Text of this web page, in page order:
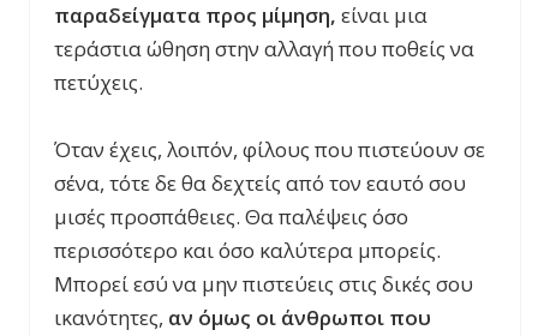
παραδείγματα προς μίμηση, είναι μια
τεράστια ώθηση στην αλλαγή που ποθείς να
πετύχεις.
Όταν έχεις, λοιπόν, φίλους που πιστεύουν σε
σένα, τότε δε θα δεχτείς από τον εαυτό σου
μισές προσπάθειες. Θα παλέψεις όσο
περισσότερο και όσο καλύτερα μπορείς.
Μπορεί εσύ να μην πιστεύεις στις δικές σου
ικανότητες, αν όμως οι άνθρωποι που